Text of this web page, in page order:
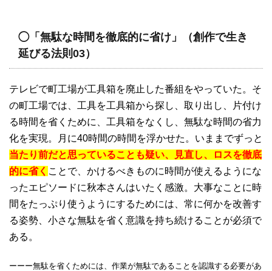
◯「無駄な時間を徹底的に省け」（創作で生き
延びる法則03）
テレビで町工場が工具箱を廃止した番組をやっていた。そ
の町工場では、工具を工具箱から探し、取り出し、片付け
る時間を省くために、工具箱をなくし、無駄な時間の省力
化を実現。月に40時間の時間を浮かせた。いままでずっと
当たり前だと思っていることも疑い、見直し、ロスを徹底
的に省く ことで、かけるべきものに時間が使えるようにな
ったエピソードに秋本さんはいたく感激。大事なことに時
間をたっぷり使うようにするためには、常に何かを改善す
る姿勢、小さな無駄を省く意識を持ち続けることが必須で
ある。
ーーー無駄を省くためには、作業が無駄であることを認識する必要があ